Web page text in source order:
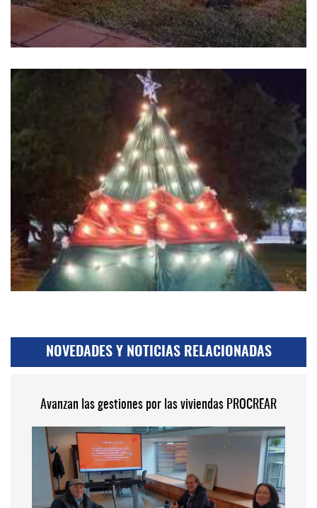
NOVEDADES Y NOTICIAS RELACIONADAS
Avanzan las gestiones por las viviendas PROCREAR